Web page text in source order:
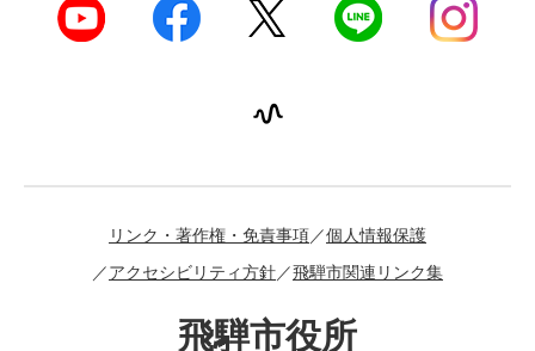
リンク・著作権・免責事項
個人情報保護
アクセシビリティ方針
飛騨市関連リンク集
飛騨市役所